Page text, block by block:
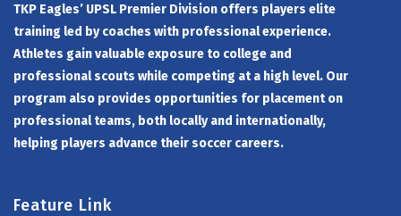
TKP Eagles’ UPSL Premier Division offers players elite
training led by coaches with professional experience.
Athletes gain valuable exposure to college and
professional scouts while competing at a high level. Our
program also provides opportunities for placement on
professional teams, both locally and internationally,
helping players advance their soccer careers.
Feature Link